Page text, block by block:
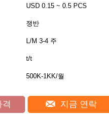
USD 0.15 ~ 0.5 PCS
쟁반
L/M 3-4 주
t/t
500K-1KK/월
격 지금 연락